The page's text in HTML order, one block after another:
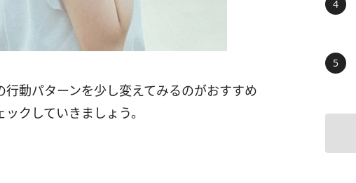
動パターンを少し変えてみるのがおすすめ
クしていきましょう。